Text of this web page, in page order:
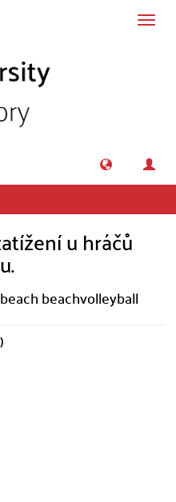
u hráčů
beachvolleyball
)